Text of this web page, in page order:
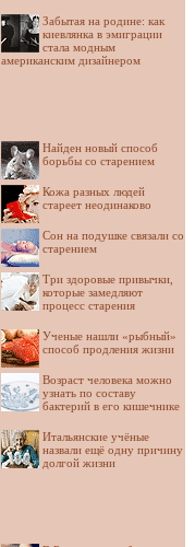
Забытая на родине: как
киевлянка в эмиграции
стала модным
американским дизайнером
Найден новый способ
борьбы со старением
Кожа разных людей
стареет неодинаково
Сон на подушке связали со
старением
Три здоровые привычки,
которые замедляют
процесс старения
Ученые нашли «рыбный»
способ продления жизни
Возраст человека можно
узнать по составу
бактерий в его кишечнике
Итальянские учёные
назвали ещё одну причину
долгой жизни